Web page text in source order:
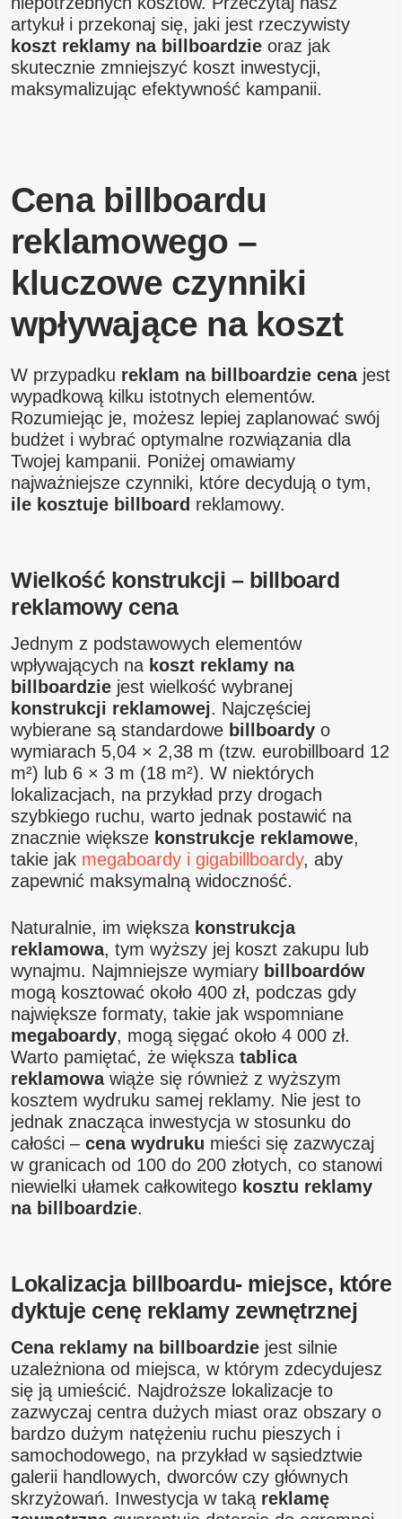
artykuł i przekonaj się, jaki jest rzeczywisty
koszt reklamy na billboardzie oraz jak
skutecznie zmniejszyć koszt inwestycji,
maksymalizując efektywność kampanii.
Cena billboardu
reklamowego –
kluczowe czynniki
wpływające na koszt
W przypadku reklam na billboardzie cenajest
wypadkową kilku istotnych elementów.
Rozumiejąc je, możesz lepiej zaplanować swój
budżet i wybrać optymalne rozwiązania dla
Twojej kampanii. Poniżej omawiamy
najważniejsze czynniki, które decydują o tym,
ile kosztuje billboard reklamowy.
Wielkość konstrukcji – billboard
reklamowy cena
Jednym z podstawowych elementów
wpływających na koszt reklamy na
billboardzie jest wielkość wybranej
konstrukcji reklamowej. Najczęściej
wybierane są standardowe billboardy o
wymiarach 5,04 × 2,38 m (tzw. eurobillboard 12
m²) lub 6 × 3 m (18 m²). W niektórych
lokalizacjach, na przykład przy drogach
szybkiego ruchu, warto jednak postawić na
znacznie większe konstrukcje reklamowe,
takie jak megaboardy i gigabillboardy, aby
zapewnić maksymalną widoczność.
Naturalnie, im większa konstrukcja
reklamowa, tym wyższy jej koszt zakupu lub
wynajmu. Najmniejsze wymiary billboardów
mogą kosztować około 400 zł, podczas gdy
największe formaty, takie jak wspomniane
megaboardy, mogą sięgać około 4 000 zł.
Warto pamiętać, że większa tablica
reklamowawiąże się również z wyższym
kosztem wydruku samej reklamy. Nie jest to
jednak znacząca inwestycja w stosunku do
całości – cena wydruku mieści się zazwyczaj
w granicach od 100 do 200 złotych, co stanowi
niewielki ułamek całkowitego kosztu reklamy
na billboardzie.
Lokalizacja billboardu- miejsce, które
dyktuje cenę reklamy zewnętrznej
Cena reklamy na billboardzie jest silnie
uzależniona od miejsca, w którym zdecydujesz
się ją umieścić. Najdroższe lokalizacje to
zazwyczaj centra dużych miast oraz obszary o
bardzo dużym natężeniu ruchu pieszych i
samochodowego, na przykład w sąsiedztwie
galerii handlowych, dworców czy głównych
skrzyżowań. Inwestycja w taką reklamę